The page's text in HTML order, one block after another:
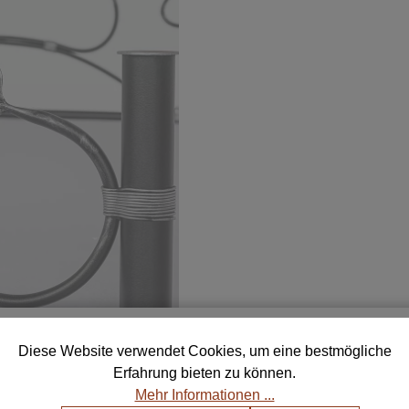
Muster für deine
bis zu 5 Farb- und Stoffmustern und finde die
Kombination für dein Zuhause.
Diese Website verwendet Cookies, um eine bestmögliche
Erfahrung bieten zu können.
Mehr Informationen ...